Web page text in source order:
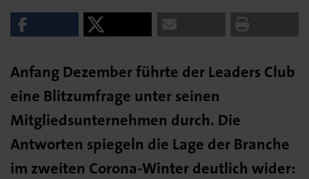
Anfang Dezember führte der Leaders Club
eine Blitzumfrage unter seinen
Mitgliedsunternehmen durch. Die
Antworten spiegeln die Lage der Branche
im zweiten Corona-Winter deutlich wider: